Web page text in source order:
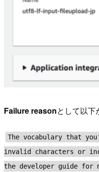
Failure reasonとして以下
The vocabulary that
invalid characters or
the developer guide for